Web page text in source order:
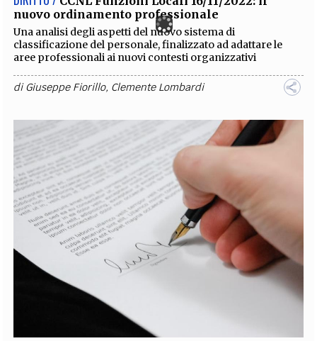
nuovo ordinamento professionale
Una analisi degli aspetti del nuovo sistema di
classificazione del personale, finalizzato ad adattare le
aree professionali ai nuovi contesti organizzativi
diGiuseppe Fiorillo, Clemente Lombardi